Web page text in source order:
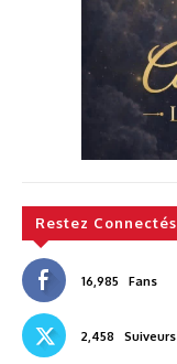
Restez Connectés
16,985 Fans
2,458 Suiveurs